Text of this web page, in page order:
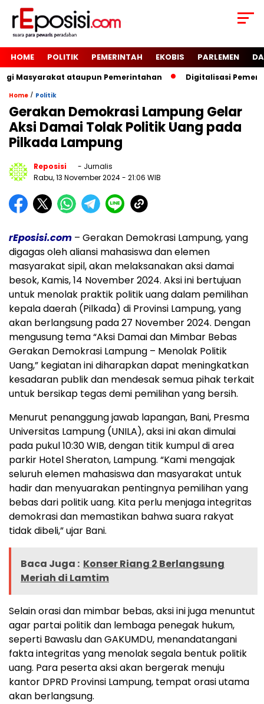
HOME POLITIK PEMERINTAH EKOBIS PARLEMEN
Masyarakat ataupun Pemerintahan Digitalisasi
Home / Politik
Gerakan Demokrasi Lampung Gelar
Aksi Damai Tolak Politik Uang pada
Pilkada Lampung
Reposisi
- Jurnalis
Rabu, 13 November 2024- 21:06 WIB
rEposisi.com – Gerakan Demokrasi Lampung, yang
digagas oleh aliansi mahasiswa dan elemen
masyarakat sipil, akan melaksanakan aksi damai
besok, Kamis, 14 November 2024. Aksi ini bertujuan
untuk menolak praktik politik uang dalam pemilihan
kepala daerah (Pilkada) di Provinsi Lampung, yang
akan berlangsung pada 27 November 2024. Dengan
mengusung tema “Aksi Damai dan Mimbar Bebas
Gerakan Demokrasi Lampung – Menolak Politik
Uang,” kegiatan ini diharapkan dapat meningkatkan
kesadaran publik dan mendesak semua pihak terkait
untuk bersikap tegas demi pemilihan yang bersih.
Menurut penanggung jawab lapangan, Bani, Presma
Universitas Lampung (UNILA), aksi ini akan dimulai
pada pukul 10:30 WIB, dengan titik kumpul di area
parkir Hotel Sheraton, Lampung. “Kami mengajak
seluruh elemen mahasiswa dan masyarakat untuk
hadir dan menyuarakan pentingnya pemilihan yang
bebas dari politik uang. Kita perlu menjaga integritas
demokrasi dan memastikan bahwa suara rakyat
tidak dibeli,” ujar Bani.
Baca Juga : Konser Riang 2 Berlangsung
Meriah di Lamtim
Selain orasi dan mimbar bebas, aksi ini juga menuntut
agar partai politik dan lembaga penegak hukum,
seperti Bawaslu dan GAKUMDU, menandatangani
fakta integritas yang menolak segala bentuk politik
uang. Para peserta aksi akan bergerak menuju
kantor DPRD Provinsi Lampung, tempat orasi utama
akan berlangsung.